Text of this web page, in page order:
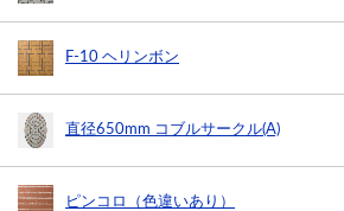
F-10 ヘリンボン
直径650mm コブルサークル(A)
ピンコロ（色違いあり）